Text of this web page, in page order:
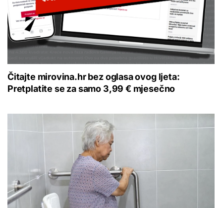
Čitajte mirovina.hr bez oglasa ovog ljeta:
Pretplatite se za samo 3,99 € mjesečno